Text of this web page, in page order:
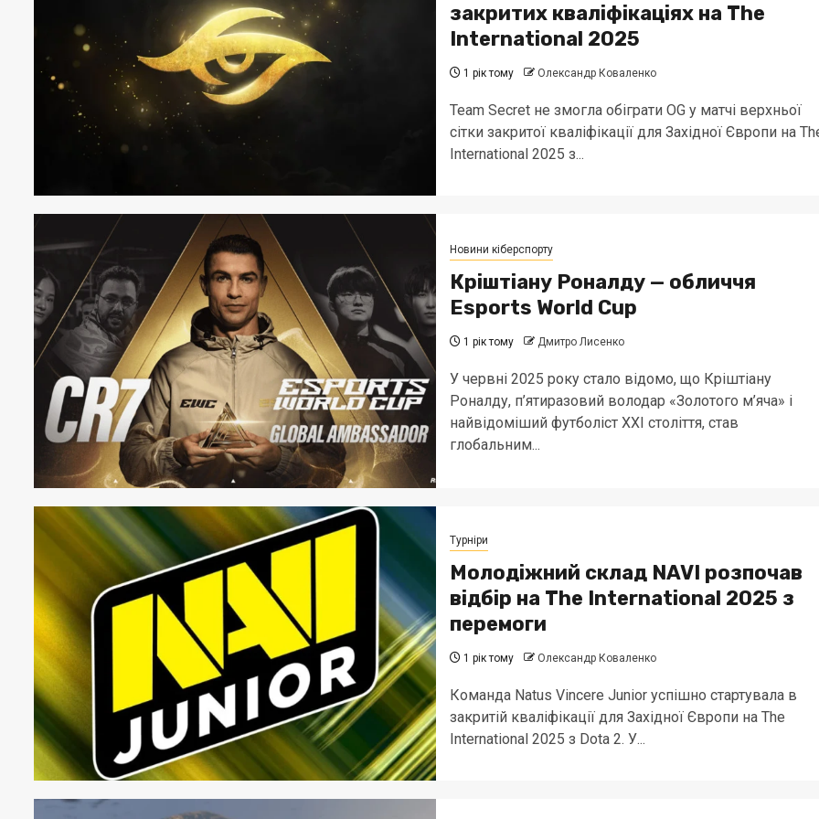
закритих кваліфікаціях на The
International 2025
1 рік тому Олександр Коваленко
Team Secret не змогла обіграти OG у матчі верхньої
сітки закритої кваліфікації для Західної Європи на
International 2025 з...
Новини кіберспорту
Кріштіану Роналду — обличчя
Esports World Cup
1 рік тому Дмитро Лисенко
У червні 2025 року стало відомо, що Кріштіану
Роналду, п’ятиразовий володар «Золотого м’яча» і
найвідоміший футболіст XXI століття, став
глобальним...
Турніри
Молодіжний склад NAVI розпочав
відбір на The International 2025 з
перемоги
1 рік тому Олександр Коваленко
Команда Natus Vincere Junior успішно стартувала в
закритій кваліфікації для Західної Європи на The
International 2025 з Dota 2. У...